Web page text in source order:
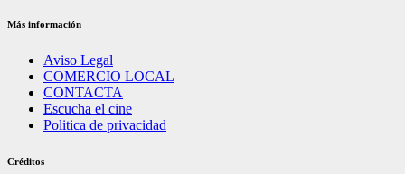
Más información
Aviso Legal
COMERCIO LOCAL
CONTACTA
Escucha el cine
Politica de privacidad
Créditos